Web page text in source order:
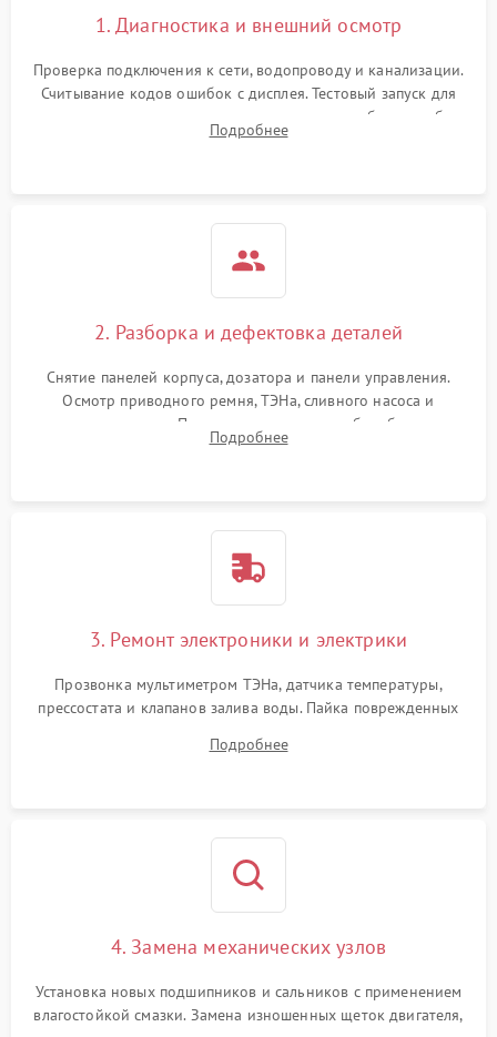
1. Диагностика и внешний осмотр
Проверка подключения к сети, водопроводу и канализации.
Считывание кодов ошибок с дисплея. Тестовый запуск для
выявления посторонних шумов, протечек или сбоев в работе
электронного модуля управления.
Подробнее
2. Разборка и дефектовка деталей
Снятие панелей корпуса, дозатора и панели управления.
Осмотр приводного ремня, ТЭНа, сливного насоса и
амортизаторов. Проверка подшипников барабана и
крестовины на износ, а манжеты люка на разрывы.
Подробнее
3. Ремонт электроники и электрики
Прозвонка мультиметром ТЭНа, датчика температуры,
прессостата и клапанов залива воды. Пайка поврежденных
Восстановление целостности проводки и контактов.
Подробнее
4. Замена механических узлов
Установка новых подшипников и сальников с применением
влагостойкой смазки. Замена изношенных щеток двигателя,